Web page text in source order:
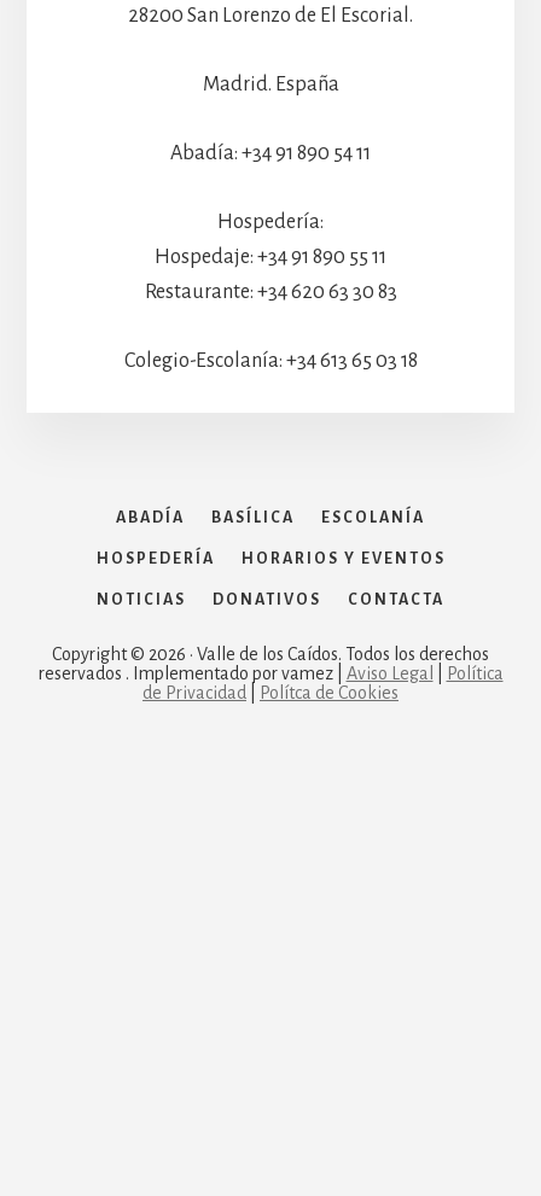
28200 San Lorenzo de El Escorial.
Madrid. España
Abadía: +34 91 890 54 11
Hospedería:
Hospedaje: +34 91 890 55 11
Restaurante: +34 620 63 30 83
Colegio-Escolanía: +34 613 65 03 18
ABADÍA BASÍLICA ESCOLANÍA
HOSPEDERÍA HORARIOS Y EVENTOS
NOTICIAS DONATIVOS CONTACTA
Copyright © 2026 · Valle de los Caídos. Todos los derechos
reservados . Implementado por vamez | Aviso Legal
Política
de Privacidad
Polítca de Cookies